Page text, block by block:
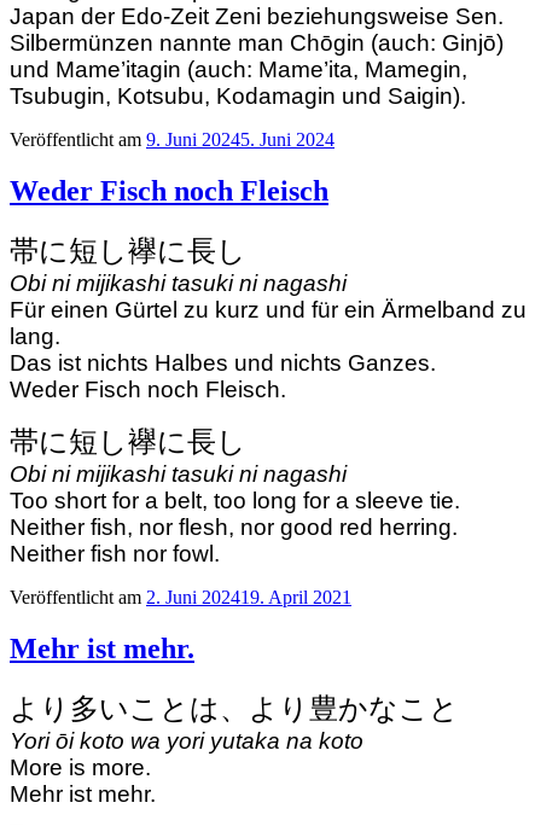
Japan der Edo-Zeit Zeni beziehungsweise Sen.
Silbermünzen nannte man Chōgin (auch: Ginjō)
und Mame’itagin (auch: Mame’ita, Mamegin,
Tsubugin, Kotsubu, Kodamagin und Saigin).
Veröffentlicht am 9. Juni 20245. Juni 2024
Weder Fisch noch Fleisch
帯に短し襷に長し
Obi ni mijikashi tasuki ni nagashi
Für einen Gürtel zu kurz und für ein Ärmelband zu
lang.
Das ist nichts Halbes und nichts Ganzes.
Weder Fisch noch Fleisch.
帯に短し襷に長し
Obi ni mijikashi tasuki ni nagashi
Too short for a belt, too long for a sleeve tie.
Neither fish, nor flesh, nor good red herring.
Neither fish nor fowl.
Veröffentlicht am 2. Juni 202419. April 2021
Mehr ist mehr.
より多いことは、より豊かなこと
Yori ōi koto wa yori yutaka na koto
More is more.
Mehr ist mehr.